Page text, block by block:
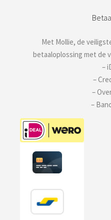
Met Mollie, de
betaaloplossing met de
–
–
–
–